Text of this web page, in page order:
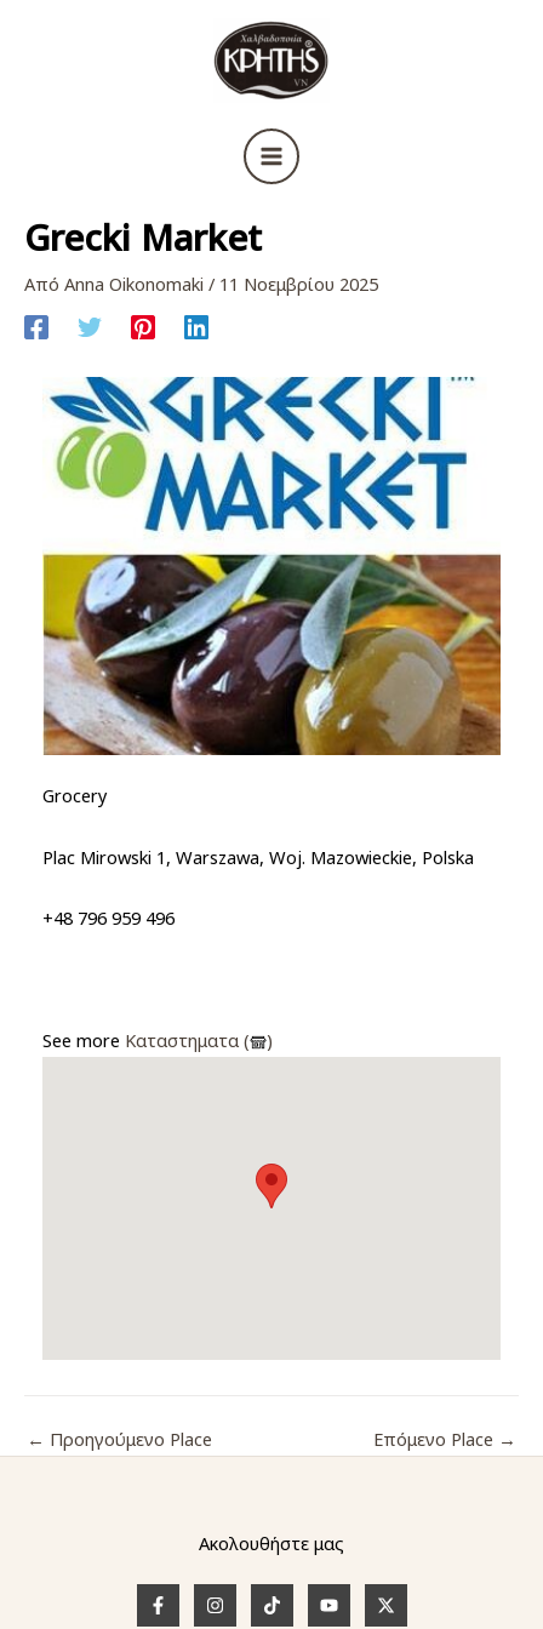
Grecki Market
Από Anna Oikonomaki / 11 Νοεμβρίου 2025
Grocery
Plac Mirowski 1, Warszawa, Woj. Mazowieckie, Polska
+48 796 959 496
See more Καταστηματα ( )
← Προηγούμενο Place Επόμενο Place →
Ακολουθήστε μας